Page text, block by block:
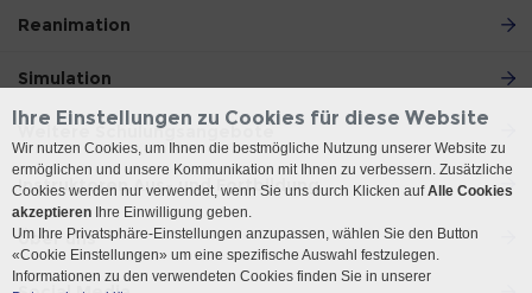
Reanimation
Simulation
Weitere Schulungsangebote
Instruktoren Aus- und Fortbildung
Über uns
Ihre Einstellungen zu Cookies für diese Website
Wir nutzen Cookies, um Ihnen die bestmögliche Nutzung unserer Website zu
ermöglichen und unsere Kommunikation mit Ihnen zu verbessern. Zusätzliche
Cookies werden nur verwendet, wenn Sie uns durch Klicken aufAlle Cookies
akzeptieren Ihre Einwilligung geben.
Um Ihre Privatsphäre-Einstellungen anzupassen, wählen Sie den Button
«Cookie Einstellungen» um eine spezifische Auswahl festzulegen.
Informationen zu den verwendeten Cookies finden Sie in unserer